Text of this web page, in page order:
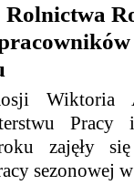
Wiktoria
Pracy
zajęły się
sezonowej